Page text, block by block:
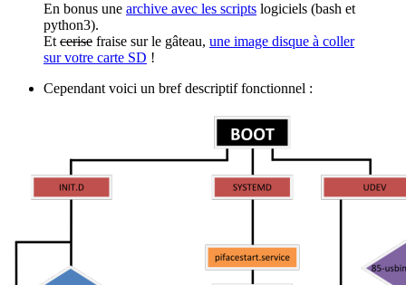
En bonus une archive avec les scripts logiciels (bash et
python3).
Et cerise fraise sur le gâteau, une image disque à coller
sur votre carte SD !
Cependant voici un bref descriptif fonctionnel :